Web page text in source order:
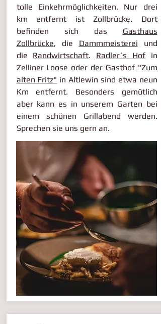
tolle Einkehrmöglichkeiten. Nur drei
km entfernt ist Zollbrücke. Dort
befinden sich das Gasthaus
Zollbrücke, die Dammmeisterei und
die Randwirtschaft. Radler`s Hofin
Zelliner Loose oder der Gasthof "Zum
alten Fritz" in Altlewin sind etwa neun
Km entfernt. Besonders gemütlich
aber kann es in unserem Garten bei
einem schönen Grillabend werden.
Sprechen sie uns gern an.